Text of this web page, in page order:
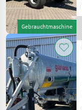
Gebrauchtmaschine